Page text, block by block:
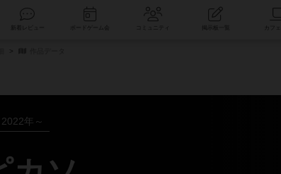
コミュニティ
2022年～